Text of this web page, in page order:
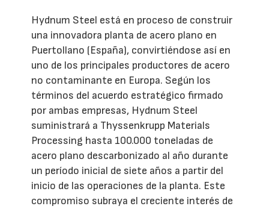
Hydnum Steel está en proceso de construir
una innovadora planta de acero plano en
Puertollano (España), convirtiéndose así en
uno de los principales productores de acero
no contaminante en Europa. Según los
términos del acuerdo estratégico firmado
por ambas empresas, Hydnum Steel
suministrará a Thyssenkrupp Materials
Processing hasta 100.000 toneladas de
acero plano descarbonizado al año durante
un período inicial de siete años a partir del
inicio de las operaciones de la planta. Este
compromiso subraya el creciente interés de